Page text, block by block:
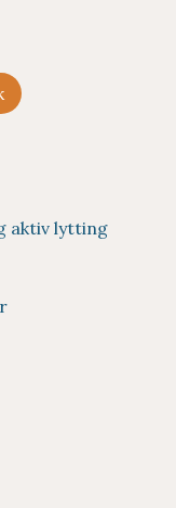
aktiv lytting